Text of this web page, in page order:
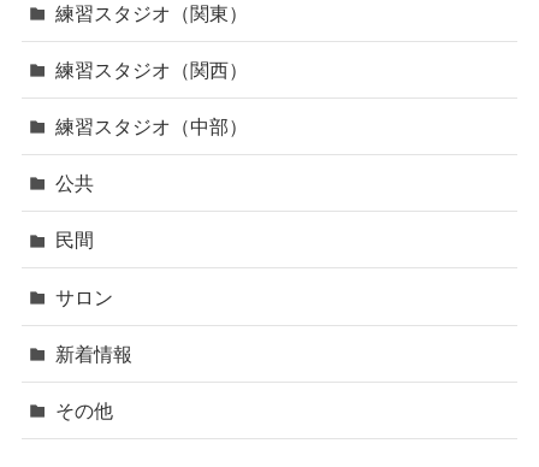
練習スタジオ（関東）
練習スタジオ（関西）
練習スタジオ（中部）
公共
民間
サロン
新着情報
その他